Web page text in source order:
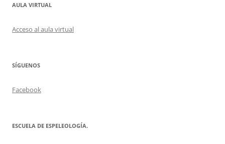
AULA VIRTUAL
Acceso al aula virtual
SÍGUENOS
Facebook
ESCUELA DE ESPELEOLOGÍA.